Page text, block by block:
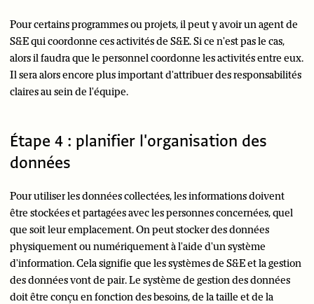
Pour certains programmes ou projets, il peut y avoir un agent de
S&E qui coordonne ces activités de S&E. Si ce n'est pas le cas,
alors il faudra que le personnel coordonne les activités entre eux.
Il sera alors encore plus important d'attribuer des responsabilités
claires au sein de l'équipe.
Étape 4 : planifier l'organisation des
données
Pour utiliser les données collectées, les informations doivent
être stockées et partagées avec les personnes concernées, quel
que soit leur emplacement. On peut stocker des données
physiquement ou numériquement à l'aide d'un système
d'information. Cela signifie que les systèmes de S&E et la gestion
des données vont de pair. Le système de gestion des données
doit être conçu en fonction des besoins, de la taille et de la